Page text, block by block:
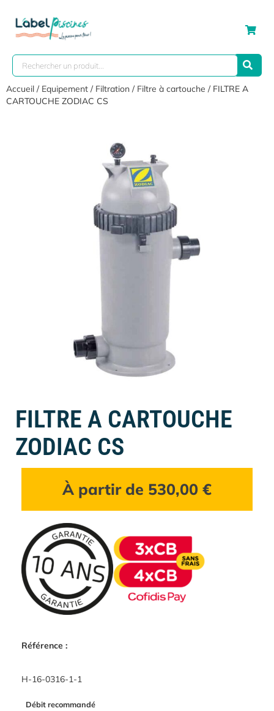
Accueil / Equipement / Filtration / Filtre à cartouche / FILTRE A
CARTOUCHE ZODIAC CS
FILTRE A CARTOUCHE
ZODIAC CS
À partir de 530,00 €
Référence :
H-16-0316-1-1
Débit recommandé